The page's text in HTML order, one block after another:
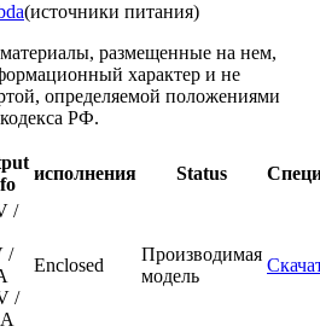
(источники питания)
размещенные на нем,
характер и не
определяемой положениями
РФ.
исполнения Status
/
/
/
Enclosed
Производимая
модель